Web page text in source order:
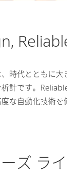
時代とともに
計です。
な自動化技術
ズ ラ